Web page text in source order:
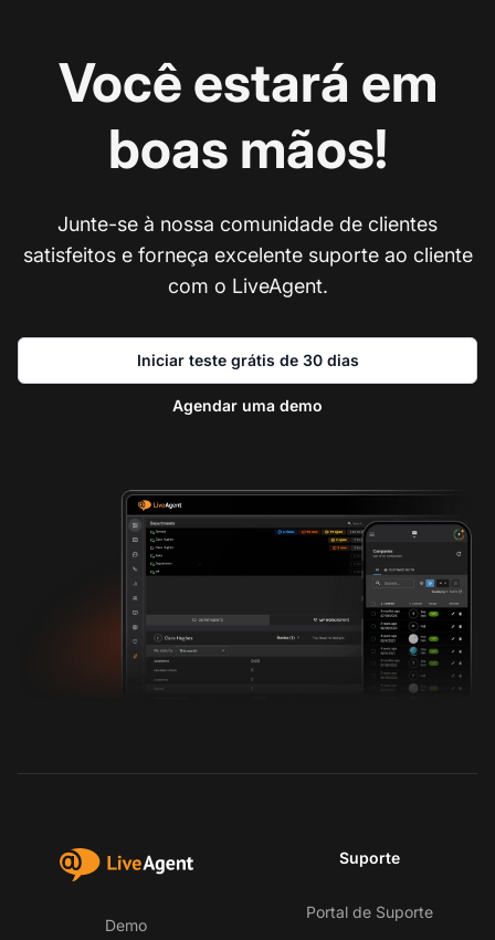
Você estará em
boas mãos!
Junte-se à nossa comunidade de clientes
satisfeitos e forneça excelente suporte ao cliente
com o LiveAgent.
Iniciar teste grátis de 30 dias
Agendar uma demo
Demo
Suporte
Portal de Suporte